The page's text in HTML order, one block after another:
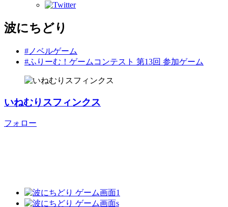
波にちどり
#ノベルゲーム
#ふりーむ！ゲームコンテスト 第13回 参加ゲーム
いねむりスフィンクス
フォロー